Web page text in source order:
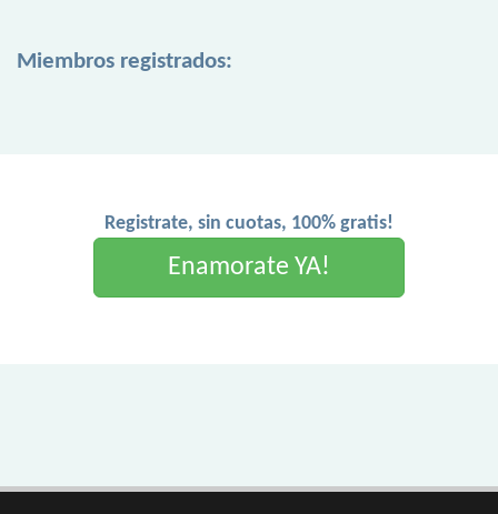
Miembros registrados:
Registrate, sin cuotas, 100% gratis!
Enamorate YA!